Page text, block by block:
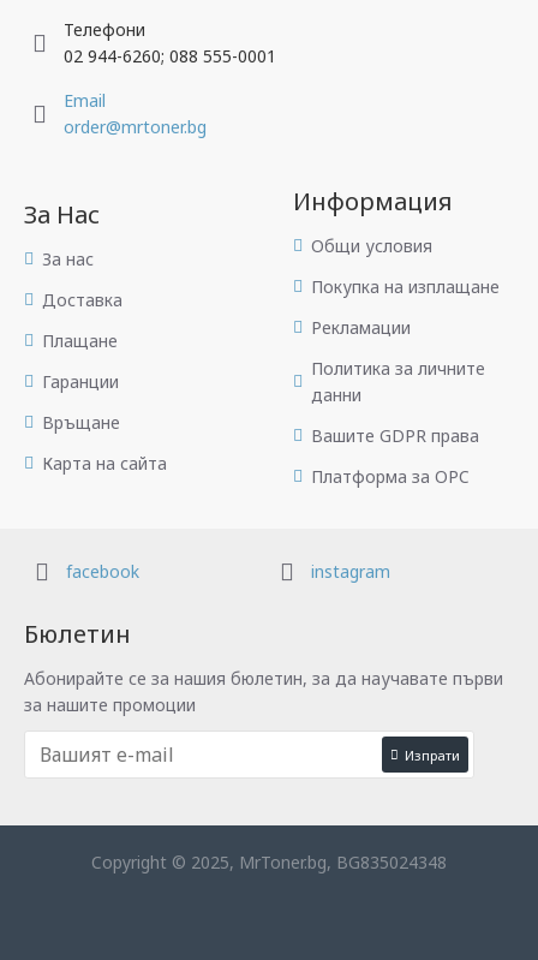
Телефони
02 944-6260; 088 555-0001
Email
order@mrtoner.bg
За Нас
За нас
Доставка
Плащане
Гаранции
Връщане
Карта на сайта
Информация
Общи условия
Покупка на изплащане
Рекламации
Политика за личните
данни
Вашите GDPR права
Платформа за OPC
facebook instagram
Бюлетин
Абонирайте се за нашия бюлетин, за да научавате първи
за нашите промоции
Изпрати
Copyright © 2025, MrToner.bg, BG835024348